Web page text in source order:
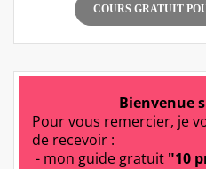
COURS GRATUIT